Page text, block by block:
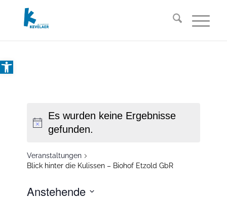
Open toolbar
Es wurden keine Ergebnisse
gefunden.
Veranstaltungen
Blick hinter die Kulissen – Biohof Etzold GbR
Anstehende